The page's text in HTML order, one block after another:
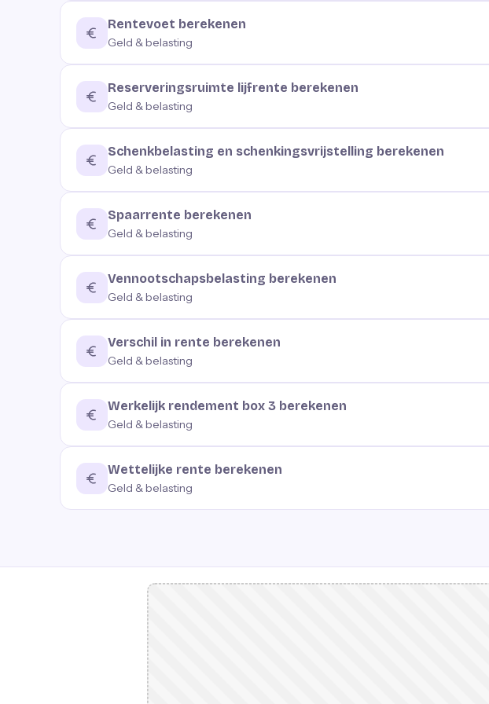
Rentevoet berekenen
Geld & belasting
Reserveringsruimte lijfrente berekenen
Geld & belasting
Schenkbelasting en schenkingsvrijstelling berekenen
Geld & belasting
Spaarrente berekenen
Geld & belasting
Vennootschapsbelasting berekenen
Geld & belasting
Verschil in rente berekenen
Geld & belasting
Werkelijk rendement box 3 berekenen
Geld & belasting
Wettelijke rente berekenen
Geld & belasting